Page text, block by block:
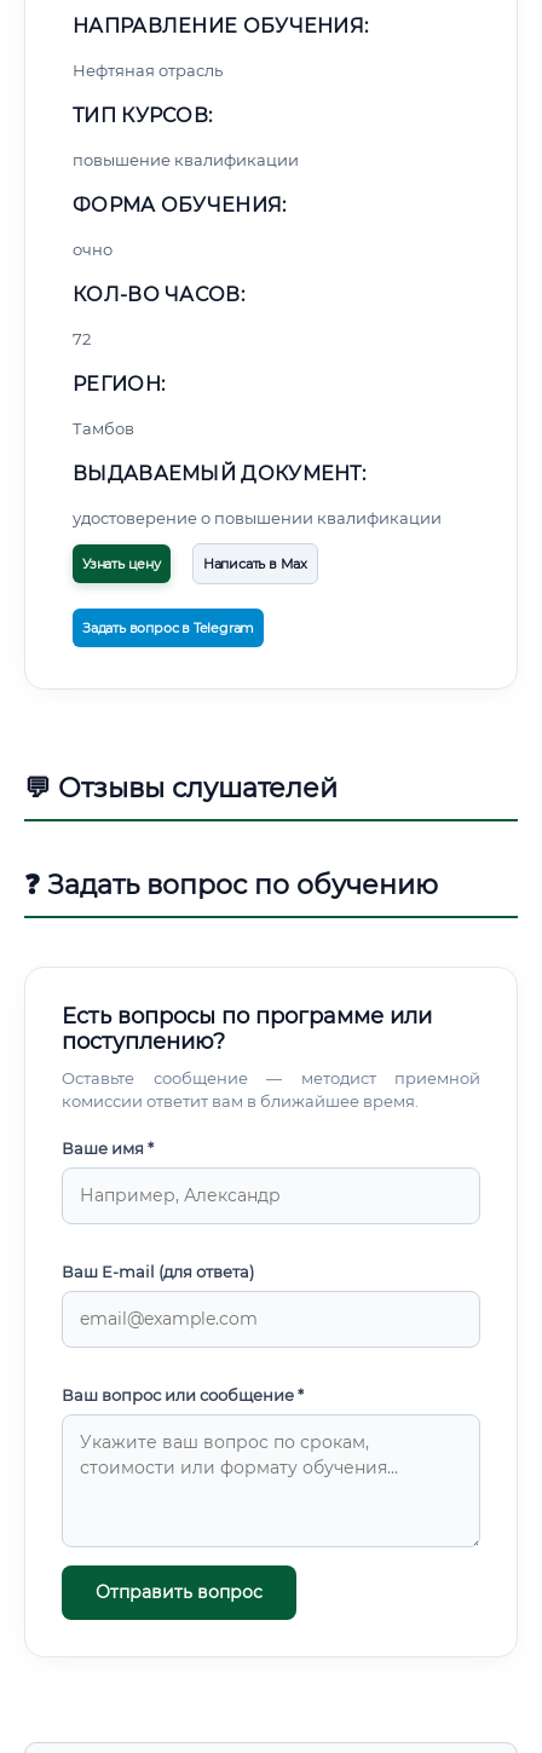
НАПРАВЛЕНИЕ ОБУЧЕНИЯ:
Нефтяная отрасль
ТИП КУРСОВ:
повышение квалификации
ФОРМА ОБУЧЕНИЯ:
очно
КОЛ-ВО ЧАСОВ:
72
РЕГИОН:
Тамбов
ВЫДАВАЕМЫЙ ДОКУМЕНТ:
удостоверение о повышении квалификации
Узнать цену Написать в Max
Задать вопрос в Telegram
💬 Отзывы слушателей
❓ Задать вопрос по обучению
Есть вопросы по программе или
поступлению?
Оставьте сообщение — методист приемной
комиссии ответит вам в ближайшее время.
Ваше имя *
Ваш E-mail (для ответа)
Ваш вопрос или сообщение *
Отправить вопрос